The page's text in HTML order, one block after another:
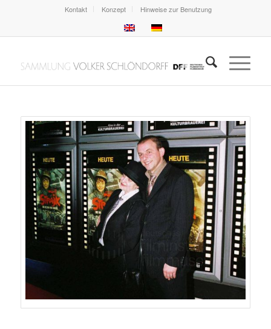
Kontakt Konzept Hinweise zur Benutzung